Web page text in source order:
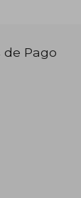
de Pago